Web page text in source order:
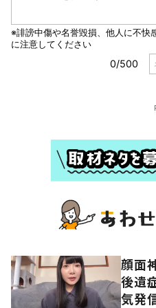
顔面
後遺
気発